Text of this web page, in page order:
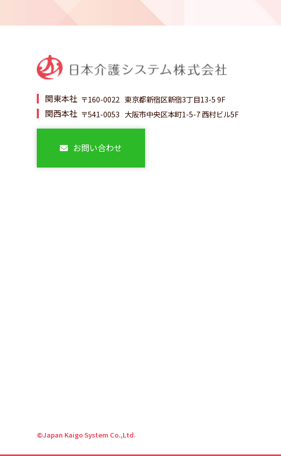
関東本社 〒160-0022 東京都新宿区新宿3丁目13-5 9F
関西本社 〒541-0053 大阪市中央区本町1-5-7 西村ビル5F
お問い合わせ
©Japan Kaigo System Co.,Ltd.